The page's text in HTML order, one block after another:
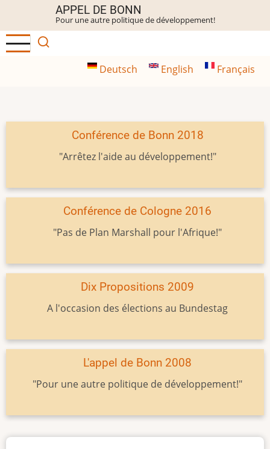
contenu
principal
APPEL DE BONN
Pour une autre politique de développement!
Deutsch English Français
Conférence de Bonn 2018
"Arrêtez l'aide au développement!"
Conférence de Cologne 2016
"Pas de Plan Marshall pour l'Afrique!"
Dix Propositions 2009
A l'occasion des élections au Bundestag
L'appel de Bonn 2008
"Pour une autre politique de développement!"